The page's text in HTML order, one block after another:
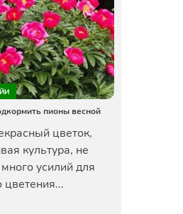
пионы весной
цветок,
культура, не
усилий для
цветения...